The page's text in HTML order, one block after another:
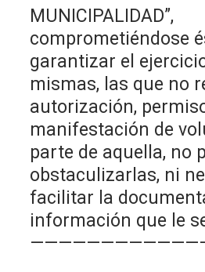
MUNICIPALIDAD”,
comprometiéndose
garantizar el
mismas, las que no
autorización,
manifestación de
parte de aquella, no
obstaculizarlas, ni
facilitar la
información que le